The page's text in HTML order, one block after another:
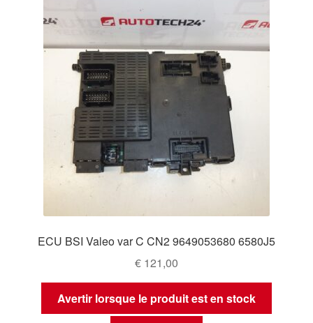
ECU BSI Valeo var C CN2 9649053680 6580J5
€ 121,00
Avertir lorsque le produit est en stock